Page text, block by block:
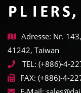
Adresse: Nr.
41242, Taiwan
TEL: (+886)-4-
FAX: (+886)-4-